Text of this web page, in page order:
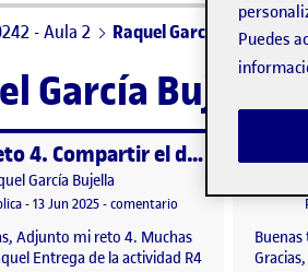
- Aula 2 Raquel García Bujella
García Bujella
Reto 4. Compartir el diseño.
por
García Bujella
-Fecha de publicación
13 Jun 2025-comentario en Reto 4. Compartir
Adjunto mi reto 4. Muchas
Entrega de la actividad R4
Puedes